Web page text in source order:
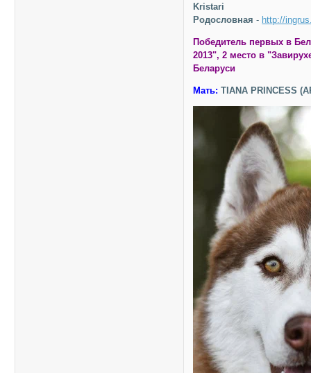
Kristari
Родословная - http://
Победитель первых в
2013", 2 место в
Беларуси
Мать:TIANA PRINCESS